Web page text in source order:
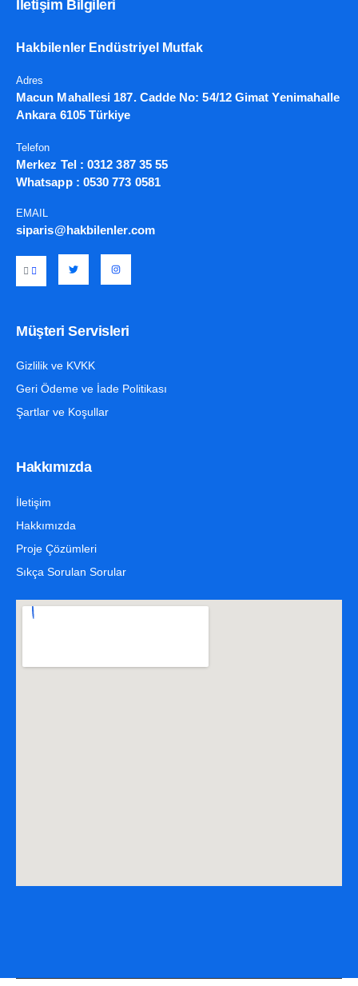
İletişim Bilgileri
Hakbilenler Endüstriyel Mutfak
Adres
Macun Mahallesi 187. Cadde No: 54/12 Gimat Yenimahalle
Ankara 6105 Türkiye
Telefon
Merkez Tel : 0312 387 35 55
Whatsapp : 0530 773 0581
EMAIL
siparis@hakbilenler.com
Müşteri Servisleri
Gizlilik ve KVKK
Geri Ödeme ve İade Politikası
Şartlar ve Koşullar
Hakkımızda
İletişim
Hakkımızda
Proje Çözümleri
Sıkça Sorulan Sorular